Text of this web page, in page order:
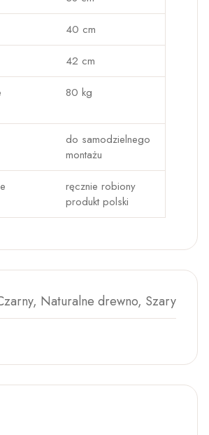
40 cm
42 cm
80 kg
do samodzielnego
montażu
ręcznie robiony
produkt polski
Naturalne drewno, Szary